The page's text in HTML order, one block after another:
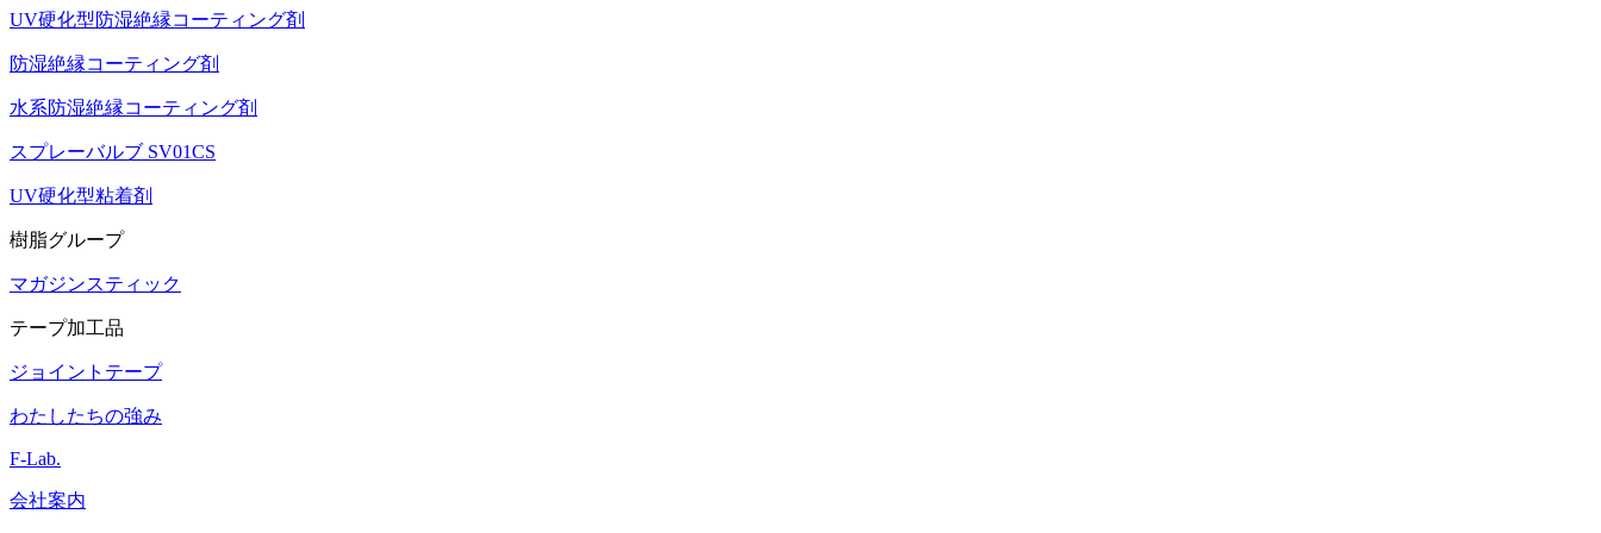
UV硬化型防湿絶縁コーティング剤
防湿絶縁コーティング剤
水系防湿絶縁コーティング剤
スプレーバルブ SV01CS
UV硬化型粘着剤
樹脂グループ
マガジンスティック
テープ加工品
ジョイントテープ
わたしたちの強み
F-Lab.
会社案内